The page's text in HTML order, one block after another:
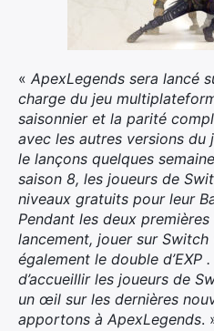
« ApexLegends sera lancé
charge du jeu
saisonnier et la parité
avec les autres versions du
le lançons quelques
saison 8, les joueurs de
niveaux gratuits pour leur
Pendant les deux
lancement, jouer sur
également le double d’EXP
d’accueillir les joueurs de
un œil sur les dernières
apportons à ApexLegends.
Rechercher
: